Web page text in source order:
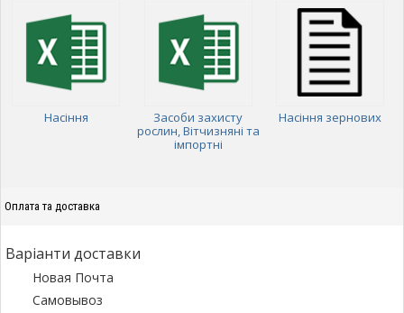
Насіння
Засоби захисту
рослин, Вітчизняні та
імпортні
Насіння зернових
Оплата та доставка
Варіанти доставки
Новая Почта
Самовывоз